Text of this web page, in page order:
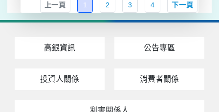
上一頁 1 2 3 4 下一頁
高銀資訊 公告專區
投資人關係 消費者關係
利害關係人